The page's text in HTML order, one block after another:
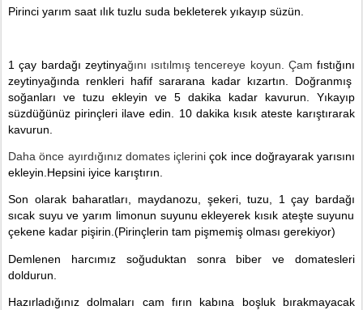
Pirinci yarım saat ılık tuzlu suda bekleterek yıkayıp süzün.
1 çay bardağı zeytinyağını ısıtılmış tencereye koyun. Çam fıstığını
zeytinyağında renkleri hafif sararana kadar kızartın. Doğranmış
soğanları ve tuzu ekleyin ve 5 dakika kadar kavurun.
Yıkayıp
süzdüğünüz pirinçleri ilave edin. 10 dakika kısık ateste karıştırarak
kavurun.
Daha önce ayırdığınız domates içleriniçok ince doğrayarak yarısını
ekleyin.Hepsini iyice karıştırın.
Son olarak baharatları, maydanozu, şekeri, tuzu, 1 çay bardağı
sıcak suyu ve yarım limonun suyunu ekleyerek kısık ateşte suyunu
çekene kadar pişirin.(Pirinçlerin tam pişmemiş olması gerekiyor)
Demlenen harcımız soğuduktan sonra biber ve domatesleri
doldurun.
Hazırladığınız dolmaları cam fırın kabına boşluk bırakmayacak